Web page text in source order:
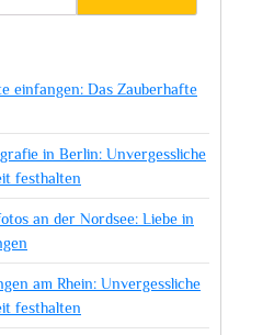
einfangen: Das Zauberhafte
in Berlin: Unvergessliche
festhalten
an der Nordsee: Liebe in
am Rhein: Unvergessliche
festhalten